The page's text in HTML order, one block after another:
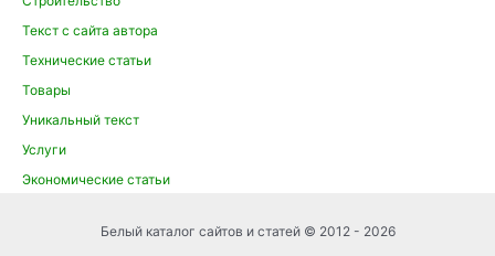
Текст с сайта автора
Технические статьи
Товары
Уникальный текст
Услуги
Экономические статьи
Белый каталог сайтов и статей © 2012 - 2026